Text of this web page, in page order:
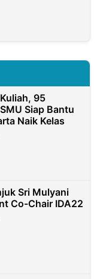
95
Siap Bantu
Naik Kelas
Sri Mulyani
Co-Chair IDA22